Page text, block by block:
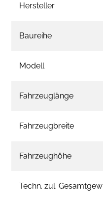
Hersteller
Baureihe
Modell
Fahrzeuglänge
Fahrzeugbreite
Fahrzeughöhe
Techn. zul.